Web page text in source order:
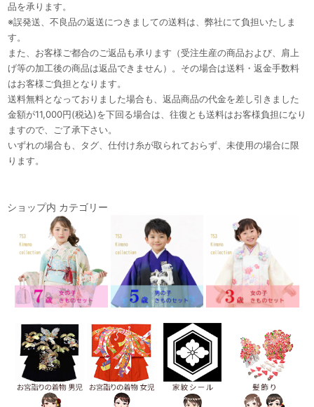
品を承ります。
※誤発送、不良品の返送につきましての送料は、弊社にて負担いたしま
す。
また、お客様ご都合のご返品も承ります（受注生産の商品および、肩上
げ等の加工後の商品は返品できません）。その場合は送料・返金手数料
はお客様ご負担となります。
送料無料となっておりました場合も、返品商品の代金を差し引きました
金額が11,000円(税込)を下回る場合は、往復とも送料はお客様負担になり
ますので、ご了承下さい。
いずれの場合も、タグ、仕付け糸が取られておらず、未使用の場合に限
ります。
ショップ内 カテゴリー